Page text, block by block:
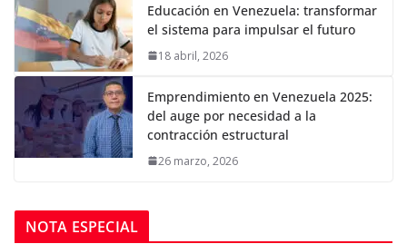
Educación en Venezuela: transformar
el sistema para impulsar el futuro
18 abril, 2026
Emprendimiento en Venezuela 2025:
del auge por necesidad a la
contracción estructural
26 marzo, 2026
NOTA ESPECIAL